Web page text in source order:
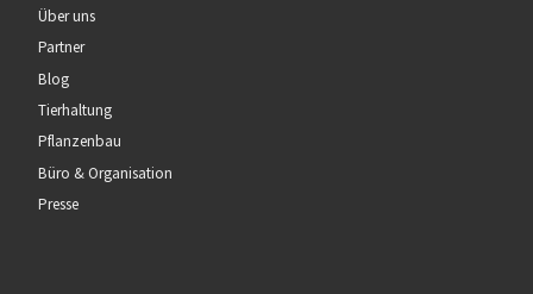
Über uns
Partner
Blog
Tierhaltung
Pflanzenbau
Büro & Organisation
Presse